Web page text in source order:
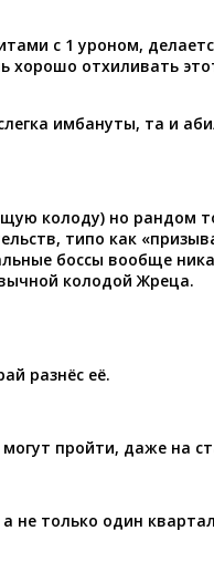
с 1 уроном,
отхиливать
имбануты, та и
колоду) но рандом
типо как
боссы вообще
колодой Жреца.
разнёс её.
пройти, даже на
не только один